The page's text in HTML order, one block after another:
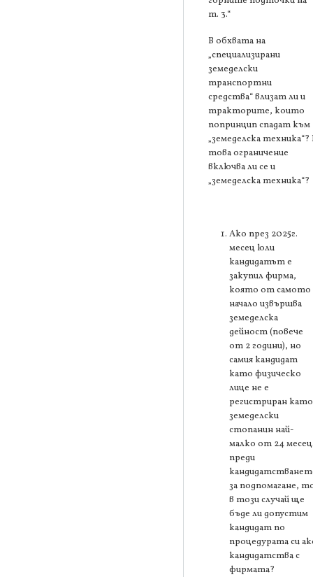
т. 3.“
В обхвата на
„специализирани
земеделски
транспортни
средства“ влизат ли и
тракторите, които
попринцип спадат към
„земеделска техника“?
това ограничение
включва ли се и
„земеделска техника“?
Ако през 2025г.
месец юли
кандидатът е
закупил фирма,
която от самото
начало извършва
земеделска
дейност (повече
от 2 години), но
самия кандидат
като физическо
лице не е
регистриран като
земеделски
стопанин най-
малко от 24
преди
за подпомагане,
в този случай ще
бъде ли допустим
кандидат по
процедурата си
кандидатства с
фирмата?